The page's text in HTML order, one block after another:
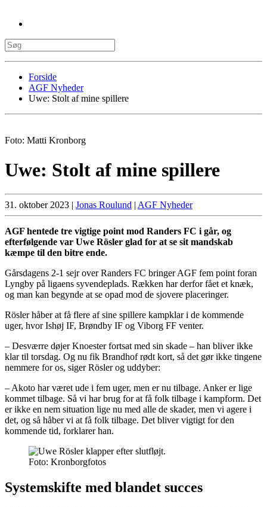
Forside
AGF Nyheder
Uwe: Stolt af mine spillere
Foto: Matti Kronborg
Uwe: Stolt af mine spillere
31. oktober 2023 | Jonas Roulund | AGF Nyheder
AGF hentede tre vigtige point mod Randers FC i går, og
efterfølgende var Uwe Rösler glad for at se sit mandskab
kæmpe til den bitre ende.
Gårsdagens 2-1 sejr over Randers FC bringer AGF fem point foran
Lyngby på ligaens syvendeplads. Rækken har derfor fået et knæk,
og man kan begynde at se opad mod de sjovere placeringer.
Rösler håber at få flere af sine spillere kampklar i de kommende
uger, hvor Ishøj IF, Brøndby IF og Viborg FF venter.
– Desværre døjer Knoester fortsat med sin skade – han bliver ikke
klar til torsdag. Og nu fik Brandhof rødt kort, så det gør ikke tingene
nemmere for os, siger Rösler og uddyber:
– Akoto har været ude i fem uger, men er nu tilbage. Anker er lige
kommet tilbage. Så vi har brug for at få folk tilbage i kampform. Det
er ikke en nem situation lige nu med alle de skader, men vi agere i
det, og så håber vi at få folk tilbage. Det bliver vigtigt for den
kommende tid, forklarer han.
Foto: Kronborgfotos
Systemskifte med blandet succes